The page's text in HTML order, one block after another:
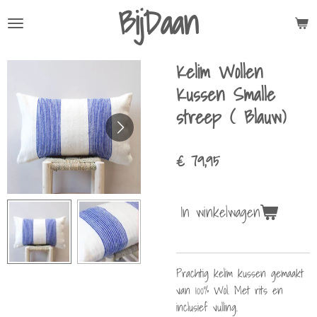
direct
BijDaan
Kelim Wollen
Kussen Smalle
streep ( Blauw)
€ 79,95
In winkelwagen
Prachtig kelim kussen gemaakt
van 100% Wol. Met rits en
inclusief vulling.